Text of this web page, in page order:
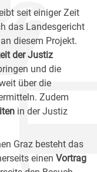
seit einiger Zeit
das Landesgericht
diesem Projekt.
der Justiz
und die
über die
Zudem
in der Justiz
Graz besteht das
einen Vortrag